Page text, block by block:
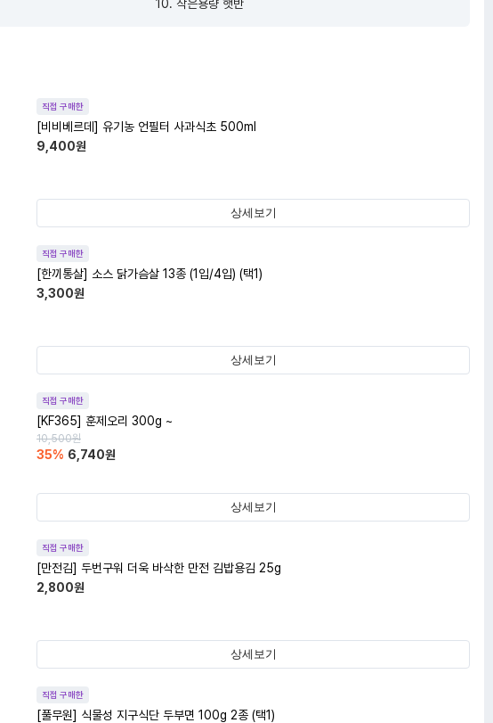
10. 작은용량 햇반
직접 구매한
[비비베르데] 유기농 언필터 사과식초 500ml
9,400원
상세보기
직접 구매한
[한끼통살] 소스 닭가슴살 13종 (1입/4입) (택1)
3,300원
상세보기
직접 구매한
[KF365] 훈제오리 300g ~
10,500원
35% 6,740원
상세보기
직접 구매한
[만전김] 두번구워 더욱 바삭한 만전 김밥용김 25g
2,800원
상세보기
직접 구매한
[풀무원] 식물성 지구식단 두부면 100g 2종 (택1)